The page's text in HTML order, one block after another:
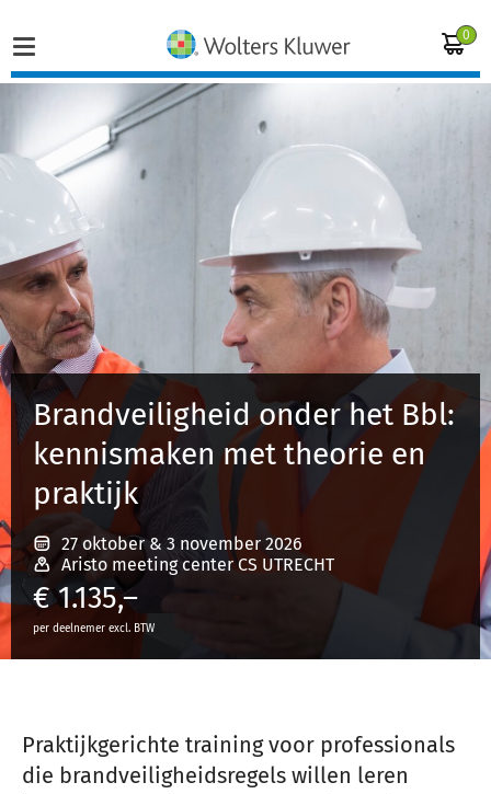
0
Home
Vakgebieden
Actueel
Producten
Opleidingen
Juridisch advies
Inloggen op de kennisbank
Inloggen
Brandveiligheid onder het Bbl:
kennismaken met theorie en
praktijk
27 oktober& 3 november 2026
Aristo meeting center CS UTRECHT
€ 1.135,–
per deelnemer excl. BTW
Praktijkgerichte training voor professionals
die brandveiligheidsregels willen leren